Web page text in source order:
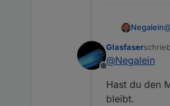
Negalein
Offline
Glasfaser
@Negalein
Hast du den
bleibt.